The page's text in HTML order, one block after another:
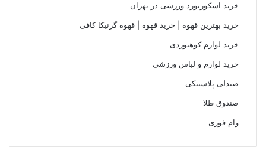
خرید اسکوربورد ورزشی در تهران
خرید بهترین قهوه | خرید قهوه | قهوه گرنیکا کافی
خرید لوازم کوهنوردی
خرید لوازم و لباس ورزشی
صندلی پلاستیکی
صندوق طلا
وام فوری